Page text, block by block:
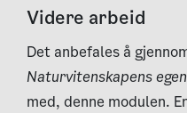
Videre arbeid
Det anbefales å
Naturvitenskapens
med, denne modulen.